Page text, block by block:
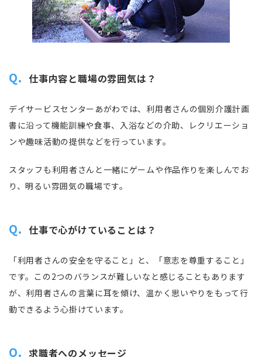
Q. 仕事内容と職場の雰囲気は？
デイサービスセンターあがわでは、利用者さんの個別介護計画
書に沿って機能訓練や食事、入浴などの介助、レクリエーショ
ンや趣味活動の提供などを行っています。
スタッフも利用者さんと一緒にゲームや作品作りを楽しんでお
り、明るい雰囲気の職場です。
Q. 仕事で心がけていることは？
「利用者さんの安全を守ること」と、「意志を尊重すること」
です。この2つのバランスが難しいなと感じることもあります
が、利用者さんの言葉に耳を傾け、温かく思いやりをもって行
動できるよう心掛けています。
Q. 求職者へのメッセージ